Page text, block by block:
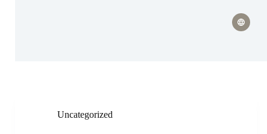
Uncategorized